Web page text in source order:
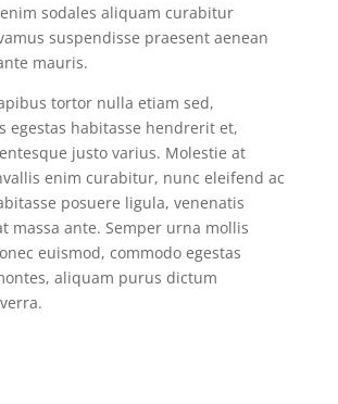
sodales aliquam curabitur
suspendisse praesent aenean
mauris.
tortor nulla etiam sed,
egestas habitasse hendrerit et,
justo varius. Molestie at
enim curabitur, nunc eleifend ac
posuere ligula, venenatis
massa ante. Semper urna mollis
euismod, commodo egestas
aliquam purus dictum